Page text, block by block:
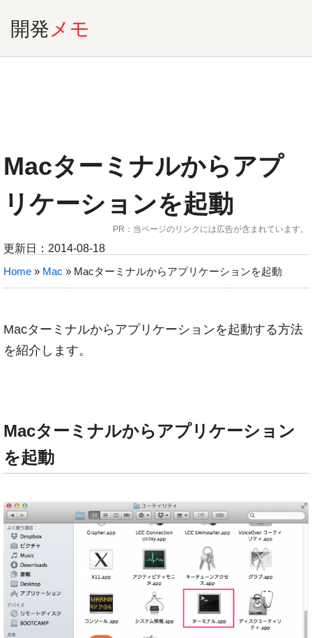
開発メモ
Macターミナルからアプ
リケーションを起動
PR：当ページのリンクには広告が含まれています。
更新日： 2014-08-18
Home » Mac » Macターミナルからアプリケーションを起動
Macターミナルからアプリケーションを起動する方法
を紹介します。
Macターミナルからアプリケーション
を起動